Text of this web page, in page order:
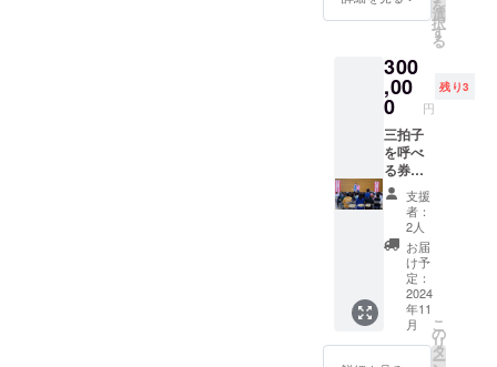
※動画の
お渡し
ど、
メール
でご連
絡を担
当より
させて
いただ
きま
す。
す。 ご
自身考
画を持
ち込ん
で貰っ
て撮影
しても
よいで
すし、
生配信
のゲス
トとし
て出演
して
貰って
も良い
です。
出演は
しなく
を
選
択
す
る
300
,00
0 円
残り3
三拍子
を呼べ
る券。
三拍子
をイベ
ントに
呼べま
す。 懇
親会、
誕生日
会、
YouTub
e、サプ
支援
者：
2人
お届
け予
定：
2024
年11
月
こ
の
リ
タ
ー